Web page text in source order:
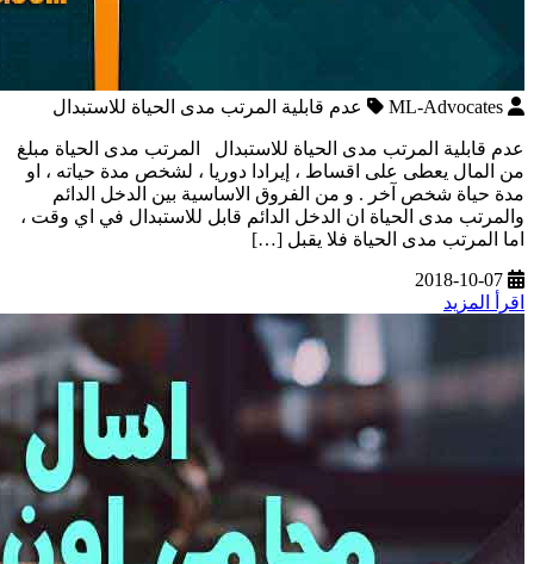
ML-Advocates عدم قابلية المرتب مدى الحياة للاستبدال
عدم قابلية المرتب مدى الحياة للاستبدال المرتب مدى الحياة مبلغ
من المال يعطى على اقساط ، إيرادا دوريا ، لشخص مدة حياته ، او
مدة حياة شخص آخر . و من الفروق الاساسية بين الدخل الدائم
والمرتب مدى الحياة ان الدخل الدائم قابل للاستبدال في اي وقت ،
اما المرتب مدى الحياة فلا يقبل […]
2018-10-07
اقرأ المزيد